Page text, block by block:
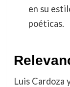
en su
poéticas.
Luis Cardoza